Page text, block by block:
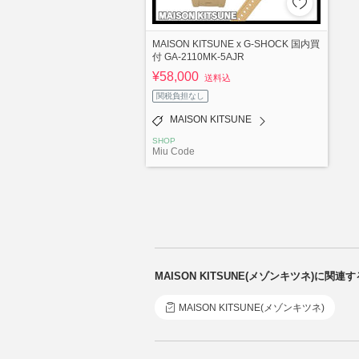
MAISON KITSUNE x G-SHOCK 国内買
付 GA-2110MK-5AJR
¥58,000 送料込
関税負担なし
MAISON KITSUNE
SHOP
Miu Code
MAISON KITSUNE(メゾンキツネ)に関連す
MAISON KITSUNE(メゾンキツネ)